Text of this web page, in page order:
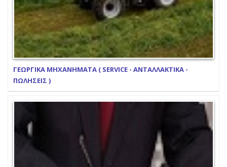
ΓΕΩΡΓΙΚΑ ΜΗΧΑΝΗΜΑΤΑ ( SERVICE - ΑΝΤΑΛΛΑΚΤΙΚΑ -
ΠΩΛΗΣΕΙΣ )